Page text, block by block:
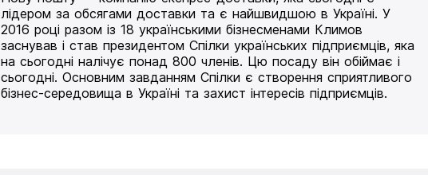
лідером за обсягами доставки та є найшвидшою в Україні. У
2016 році разом із 18 українськими бізнесменами Климов
заснував і став президентом Спілки українських підприємців, яка
на сьогодні налічує понад 800 членів. Цю посаду він обіймає і
сьогодні. Основним завданням Спілки є створення сприятливого
бізнес-середовища в Україні та захист інтересів підприємців.